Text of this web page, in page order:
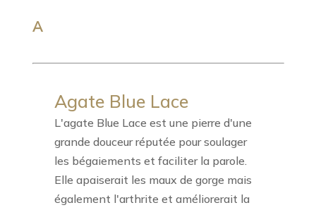
A
Agate Blue Lace
L'agate Blue Lace est une pierre d'une
grande douceur réputée pour soulager
les bégaiements et faciliter la parole.
Elle apaiserait les maux de gorge mais
également l'arthrite et améliorerait la